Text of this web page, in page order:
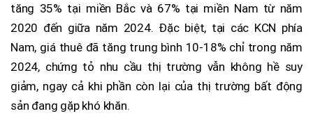
tăng 35% tại miền Bắc và 67% tại miền Nam từ năm
2020 đến giữa năm 2024. Đặc biệt, tại các KCN phía
Nam, giá thuê đã tăng trung bình 10-18% chỉ trong năm
2024, chứng tỏ nhu cầu thị trường vẫn không hề suy
giảm, ngay cả khi phần còn lại của thị trường bất động
sản đang gặp khó khăn.